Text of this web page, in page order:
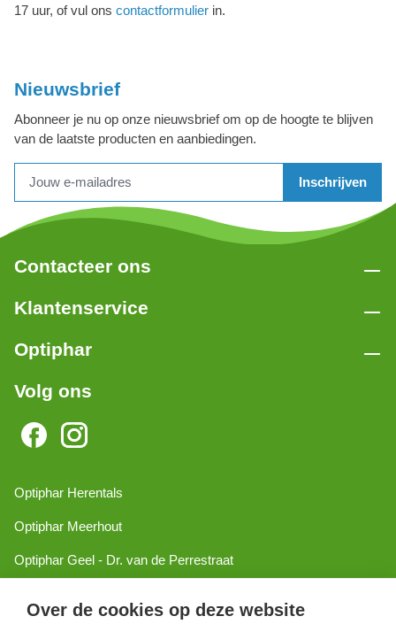
Over de cookies op deze website
17 uur, of vul ons contactformulier in.
Nieuwsbrief
Abonneer je nu op onze nieuwsbrief om op de hoogte te blijven
van de laatste producten en aanbiedingen.
Inschrijven
Contacteer ons
Klantenservice
Optiphar
Volg ons
Optiphar Herentals
Optiphar Meerhout
Optiphar Geel - Dr. van de Perrestraat